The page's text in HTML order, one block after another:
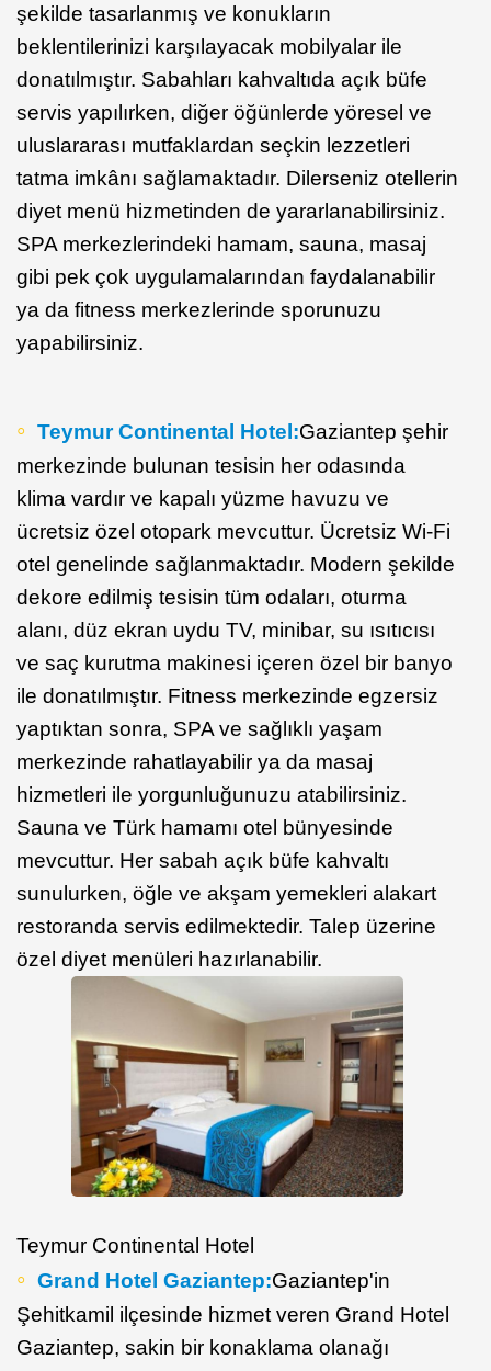
şekilde tasarlanmış ve konukların
beklentilerinizi karşılayacak mobilyalar ile
donatılmıştır. Sabahları kahvaltıda açık büfe
servis yapılırken, diğer öğünlerde yöresel ve
uluslararası mutfaklardan seçkin lezzetleri
tatma imkânı sağlamaktadır. Dilerseniz otellerin
diyet menü hizmetinden de yararlanabilirsiniz.
SPA merkezlerindeki hamam, sauna, masaj
gibi pek çok uygulamalarından faydalanabilir
ya da fitness merkezlerinde sporunuzu
yapabilirsiniz.
Teymur Continental Hotel:Gaziantep şehir
merkezinde bulunan tesisin her odasında
klima vardır ve kapalı yüzme havuzu ve
ücretsiz özel otopark mevcuttur. Ücretsiz Wi-Fi
otel genelinde sağlanmaktadır. Modern şekilde
dekore edilmiş tesisin tüm odaları, oturma
alanı, düz ekran uydu TV, minibar, su ısıtıcısı
ve saç kurutma makinesi içeren özel bir banyo
ile donatılmıştır. Fitness merkezinde egzersiz
yaptıktan sonra, SPA ve sağlıklı yaşam
merkezinde rahatlayabilir ya da masaj
hizmetleri ile yorgunluğunuzu atabilirsiniz.
Sauna ve Türk hamamı otel bünyesinde
mevcuttur. Her sabah açık büfe kahvaltı
sunulurken, öğle ve akşam yemekleri alakart
restoranda servis edilmektedir. Talep üzerine
özel diyet menüleri hazırlanabilir.
Teymur Continental Hotel
Grand Hotel Gaziantep:Gaziantep'in
Şehitkamil ilçesinde hizmet veren Grand Hotel
Gaziantep, sakin bir konaklama olanağı